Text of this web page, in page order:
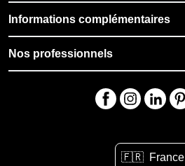
Informations complémentaires
Nos professionnels
🇫🇷 France